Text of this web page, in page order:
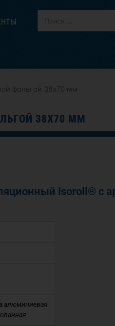
фольгой 38х70 мм
38Х70 ММ
Isoroll® с
алюминиевая